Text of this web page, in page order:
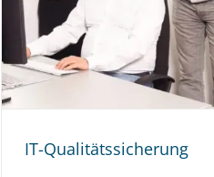
IT-Qualitätssicherung